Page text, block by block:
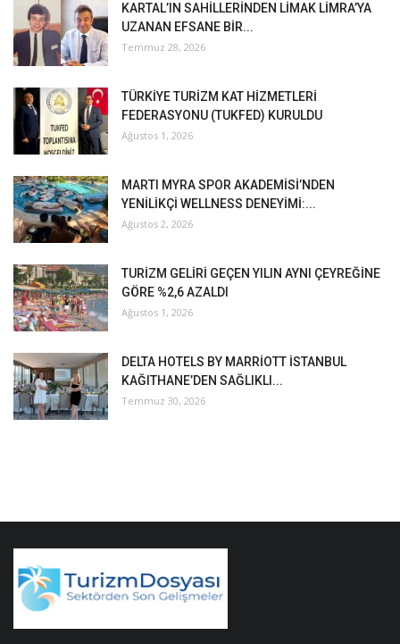
KARTAL’IN SAHİLLERİNDEN LİMAK LİMRA’YA
UZANAN EFSANE BİR...
Temmuz 28, 2026
TÜRKİYE TURİZM KAT HİZMETLERİ
FEDERASYONU (TUKFED) KURULDU
Ağustos 1, 2026
MARTI MYRA SPOR AKADEMİSİ’NDEN
YENİLİKÇİ WELLNESS DENEYİMİ:...
Ağustos 2, 2026
TURİZM GELİRİ GEÇEN YILIN AYNI ÇEYREĞİNE
GÖRE %2,6 AZALDI
Ağustos 1, 2026
DELTA HOTELS BY MARRİOTT İSTANBUL
KAĞITHANE’DEN SAĞLIKLI...
Temmuz 30, 2026